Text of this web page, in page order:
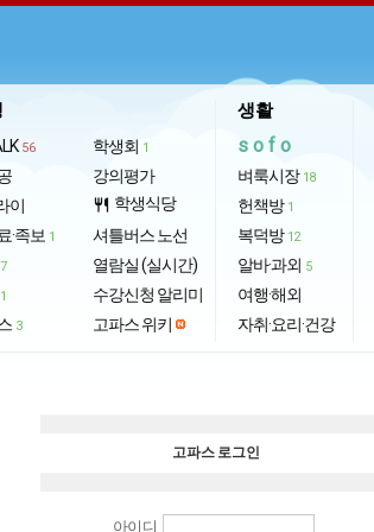
56
이
·족보 1
7
1
3
학생회 1
강의평가
restaurant 학생식당
셔틀버스 노선
열람실 (실시간)
수강신청 알리미
고파스 위키
생활
sofo
벼룩시장 18
헌책방 1
복덕방 12
알바·과외 5
여행·해외
자취·요리·건강
고파스 로그인
아이디